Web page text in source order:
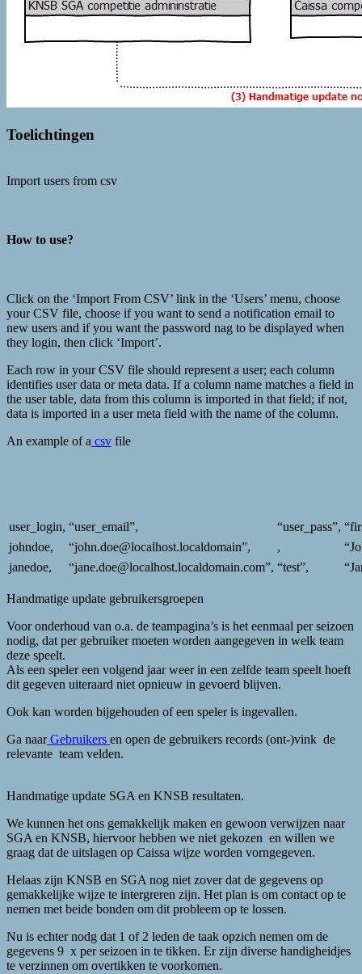
Toelichtingen
Import users from csv
How to use?
Click on the ‘Import From CSV’ link in the ‘Users’ menu, choose
your CSV file, choose if you want to send a notification email to
new users and if you want the password nag to be displayed when
they login, then click ‘Import’.
Each row in your CSV file should represent a user; each column
identifies user data or meta data. If a column name matches a field in
the user table, data from this column is imported in that field; if not,
data is imported in a user meta field with the name of the column.
An example of a csv file
user_login, “user_email”, “user_pass”,
johndoe,
“john.doe@localhost.localdomain”, ,
janedoe,
“jane.doe@localhost.localdomain.com”, “test”,
Handmatige update gebruikersgroepen
Voor onderhoud van o.a. de teampagina’s is het eenmaal per seizoen
nodig, dat per gebruiker moeten worden aangegeven in welk team
deze speelt.
Als een speler een volgend jaar weer in een zelfde team speelt hoeft
dit gegeven uiteraard niet opnieuw in gevoerd blijven.
Ook kan worden bijgehouden of een speler is ingevallen.
Ga naarGebruikers en open de gebruikers records (ont-)vink de
relevante team velden.
Handmatige update SGA en KNSB resultaten.
We kunnen het ons gemakkelijk maken en gewoon verwijzen naar
SGA en KNSB, hiervoor hebben we niet gekozen en willen we
graag dat de uitslagen op Caissa wijze worden vorngegeven.
Helaas zijn KNSB en SGA nog niet zover dat de gegevens op
gemakkelijke wijze te intergreren zijn. Het plan is om contact op te
nemen met beide bonden om dit probleem op te lossen.
Nu is echter nodg dat 1 of 2 leden de taak opzich nemen om de
gegevens 9 x per seizoen in te tikken. Er zijn diverse handigheidjes
te verzinnen om overtikken te voorkomen.